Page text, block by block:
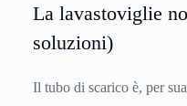
La lavastoviglie
soluzioni)
Il tubo di scarico è, per